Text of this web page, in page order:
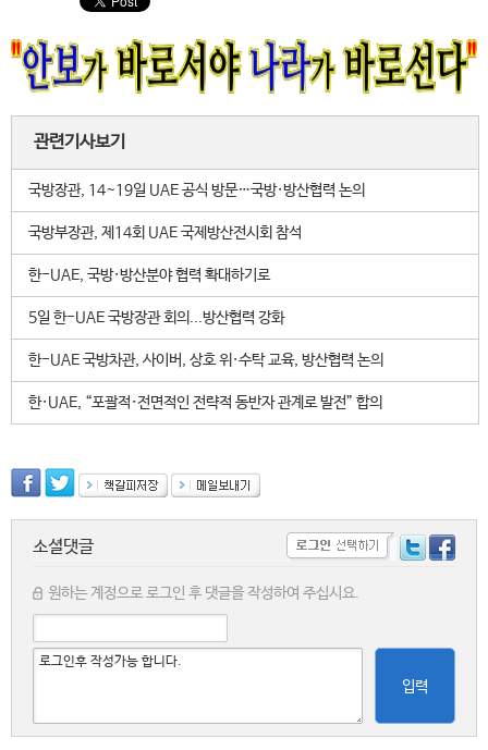
관련기사보기
국방장관, 14~19일 UAE 공식 방문…국방·방산협력 논의
국방부장관, 제14회 UAE 국제방산전시회 참석
한-UAE, 국방·방산분야 협력 확대하기로
5일 한-UAE 국방장관 회의...방산협력 강화
한-UAE 국방차관, 사이버, 상호 위·수탁 교육, 방산협력 논의
한·UAE, “포괄적·전면적인 전략적 동반자 관계로 발전” 합의
소셜댓글
원하는 계정으로 로그인 후 댓글을 작성하여 주십시요.
입력